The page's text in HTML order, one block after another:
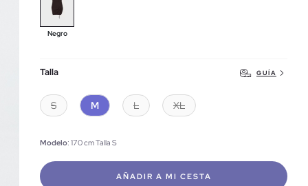
Negro
Talla GUÍA
S M L XL
Modelo: 170 cm Talla S
AÑADIR A MI CESTA